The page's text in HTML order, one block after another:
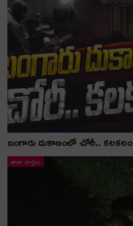
బంగారు దుకాణంలో చోరీ.. కలకలం
తాజా వార్తలు